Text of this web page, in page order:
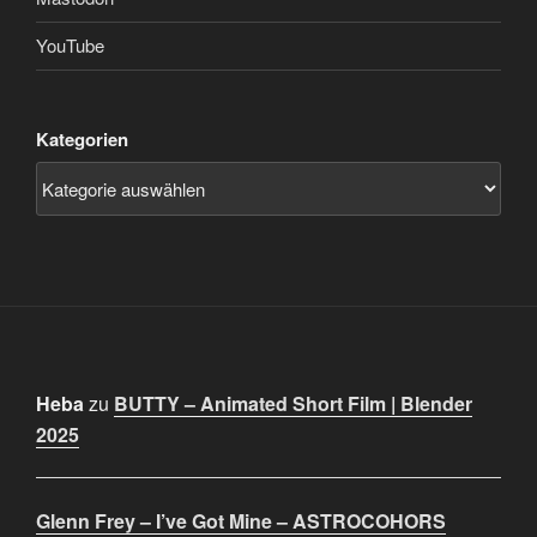
YouTube
Kategorien
Hebazu BUTTY – Animated Short Film | Blender
2025
Glenn Frey – I’ve Got Mine – ASTROCOHORS